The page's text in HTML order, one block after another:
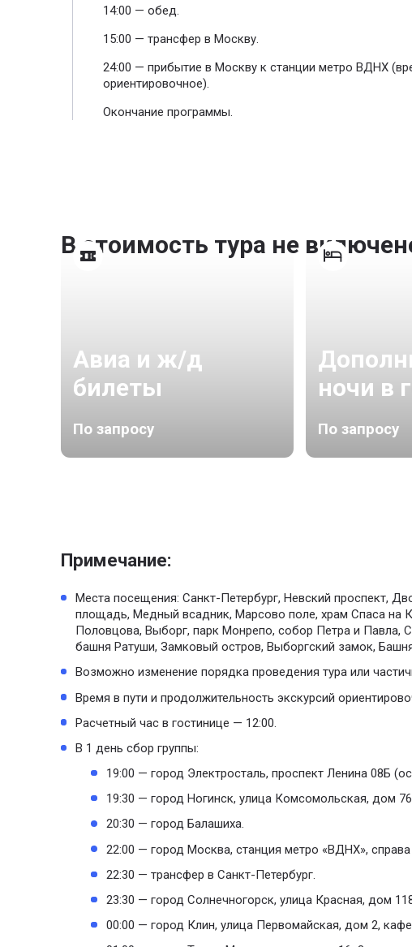
14:00 — обед.
15:00 — трансфер в Москву.
24:00 — прибытие в Москву к станции метро ВДНХ
ориентировочное).
Окончание программы.
В стоимость тура не
Авиа и ж/д
билеты
По запросу
ночи в
По запросу
Примечание:
Места посещения: Санкт-Петербург, Невский проспект,
площадь, Медный всадник, Марсово поле, храм Спаса на
Половцова, Выборг, парк Монрепо, собор Петра и Павла,
башня Ратуши, Замковый остров, Выборгский замок,
Возможно изменение порядка проведения тура или
Время в пути и продолжительность экскурсий
Расчетный час в гостинице — 12:00.
В 1 день сбор группы:
19:00 — город Электросталь, проспект Ленина 08Б
19:30 — город Ногинск, улица Комсомольская, дом
20:30 — город Балашиха.
22:00 — город Москва, станция метро «ВДНХ»,
22:30 — трансфер в Санкт-Петербург.
23:30 — город Солнечногорск, улица Красная, дом
00:00 — город Клин, улица Первомайская, дом 2,